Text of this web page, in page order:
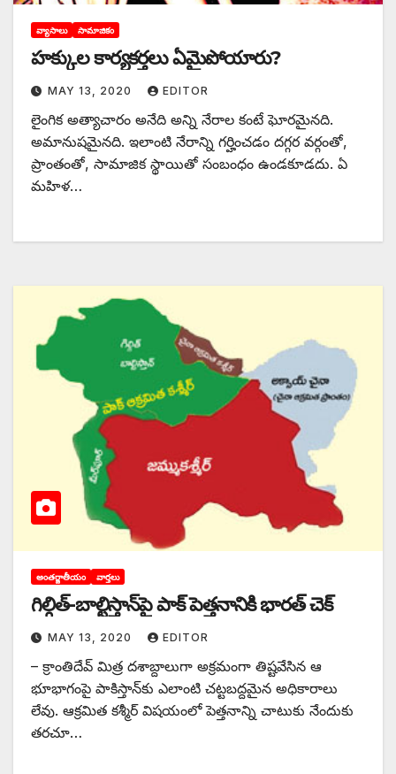
వ్యాసాలు సామాజికం
హక్కుల కార్యకర్తలు ఏమైపోయారు?
MAY 13, 2020 EDITOR
లైంగిక అత్యాచారం అనేది అన్ని నేరాల కంటే ఘోరమైనది.
అమానుషమైనది. ఇలాంటి నేరాన్ని గర్హించడం దగ్గర వర్గంతో,
ప్రాంతంతో, సామాజిక స్థాయితో సంబంధం ఉండకూడదు. ఏ
మహిళ…
అంతర్జాతీయం వార్తలు
గిల్గిత్‌-‌బాల్టిస్తాన్‌పై పాక్‌ ‌పెత్తనానికి భారత్‌ ‌చెక్‌
MAY 13, 2020 EDITOR
– ‌క్రాంతిదేవ్‌ ‌మిత్ర దశాబ్దాలుగా అక్రమంగా తిష్టవేసిన ఆ
భూభాగంపై పాకిస్తాన్‌కు ఎలాంటి చట్టబద్దమైన అధికారాలు
లేవు. ఆక్రమిత కశ్మీర్‌ ‌విషయంలో పెత్తనాన్ని చాటుకు నేందుకు
తరచూ…